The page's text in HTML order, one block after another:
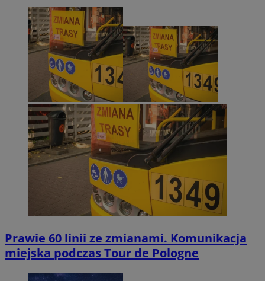
Prawie 60 linii ze zmianami. Komunikacja
miejska podczas Tour de Pologne